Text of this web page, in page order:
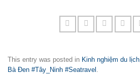
This entry was posted in Kinh nghiệm du lịch
Bà Đen #Tây_Ninh #Seatravel